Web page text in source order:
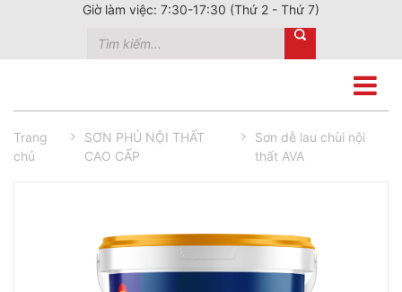
Giờ làm việc: 7:30-17:30 (Thứ 2 - Thứ 7)
Trang
chủ
SƠN PHỦ NỘI THẤT
CAO CẤP
Sơn dễ lau chùi nội
thất AVA